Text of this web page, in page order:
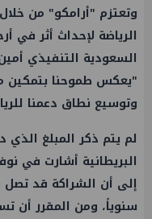
وتعتزم "أرامكو" من
الرياضة لإحداث أثر في
السعودية التنفيذي
"يعكس طموحنا بتمكين
وتوسيع نطاق دعمنا
لم يتم ذكر المبلغ
سنوياً، ومن المقرر أن